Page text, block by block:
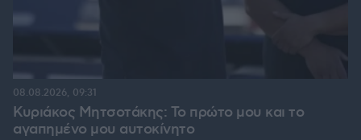
Κυριάκος Μητσοτάκης: Το πρώτο μου και το
αγαπημένο μου αυτοκίνητο
08.08.2026, 09:31